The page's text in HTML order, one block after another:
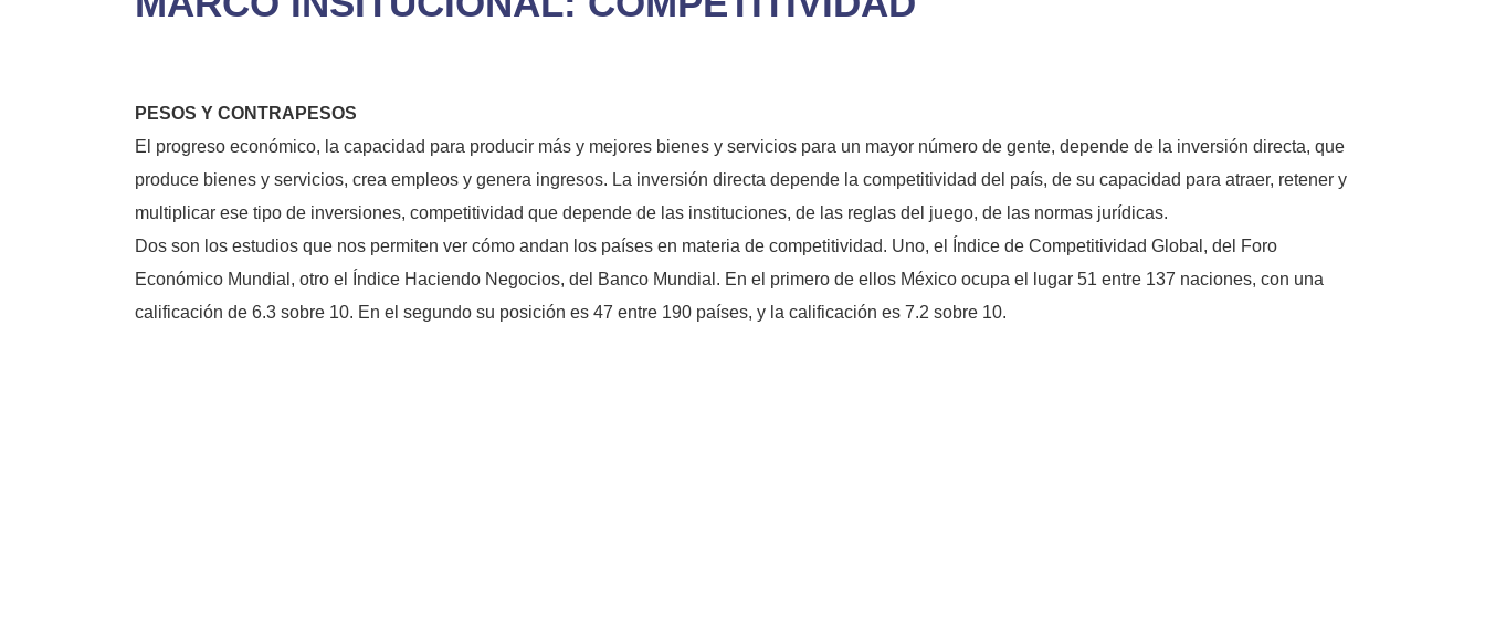
PESOS Y CONTRAPESOS
El progreso económico, la capacidad para producir más y mejores bienes y servicios para un mayor número de gente, depende de la inversión directa, que
produce bienes y servicios, crea empleos y genera ingresos. La inversión directa depende la competitividad del país, de su capacidad para atraer, retener y
multiplicar ese tipo de inversiones, competitividad que depende de las instituciones, de las reglas del juego, de las normas jurídicas.
Dos son los estudios que nos permiten ver cómo andan los países en materia de competitividad. Uno, el Índice de Competitividad Global, del Foro
Económico Mundial, otro el Índice Haciendo Negocios, del Banco Mundial. En el primero de ellos México ocupa el lugar 51 entre 137 naciones, con una
calificación de 6.3 sobre 10. En el segundo su posición es 47 entre 190 países, y la calificación es 7.2 sobre 10.